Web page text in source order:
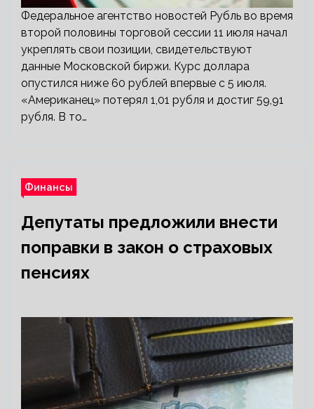
Федеральное агентство новостей Рубль во время
второй половины торговой сессии 11 июля начал
укреплять свои позиции, свидетельствуют
данные Московской биржи. Курс доллара
опустился ниже 60 рублей впервые с 5 июля.
«Американец» потерял 1,01 рубля и достиг 59,91
рубля. В то…
Финансы
Депутаты предложили внести
поправки в закон о страховых
пенсиях